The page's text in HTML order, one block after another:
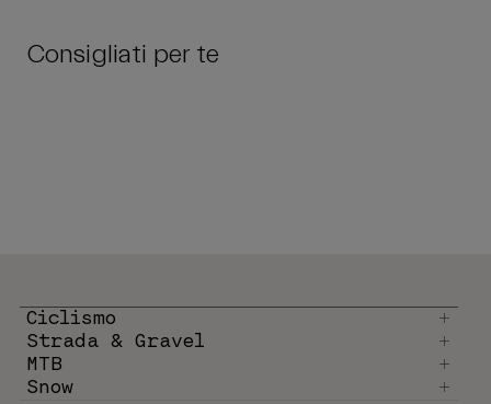
Consigliati per te
Ciclismo
Strada & Gravel
MTB
Snow